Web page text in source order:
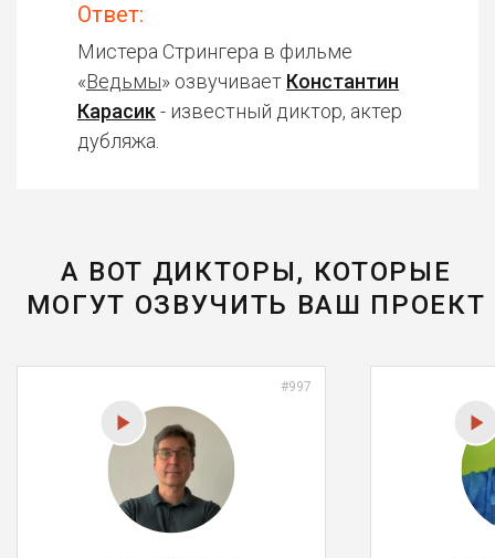
Ответ:
Мистера Стрингера в фильме
«Ведьмы» озвучивает Константин
Карасик - известный диктор, актер
дубляжа.
А ВОТ ДИКТОРЫ, КОТОРЫЕ
МОГУТ ОЗВУЧИТЬ ВАШ ПРОЕКТ
#997